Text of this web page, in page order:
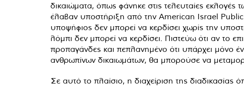
δικαιώματα, όπως φάνηκε στις τελευταίες
έλαβαν υποστήριξη από την American Israel
υποψήφιος δεν μπορεί να κερδίσει χωρίς την
λόμπι δεν μπορεί να κερδίσει. Πιστεύω ότι αν το
προπαγάνδες και πεπλανημένο ότι υπάρχει μόνο
ανθρωπίνων δικαιωμάτων, θα μπορούσε να
Σε αυτό το πλαίσιο, η διαχείριση της